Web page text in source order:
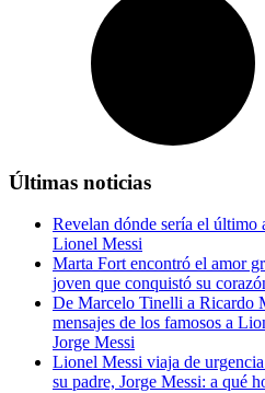
Últimas noticias
Revelan dónde sería el último
Lionel Messi
Marta Fort encontró el amor
joven que conquistó su
De Marcelo Tinelli a Ricardo
mensajes de los famosos a
Jorge Messi
Lionel Messi viaja de
su padre, Jorge Messi: a qué